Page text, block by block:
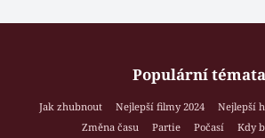
Populární témata
Jak zhubnout Nejlepší filmy 2024 Nejlepší
Změna času
Partie Počasí
Kdy